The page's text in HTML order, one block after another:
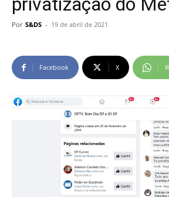
Por S&DS - 19 de abril de 2021
Facebook X